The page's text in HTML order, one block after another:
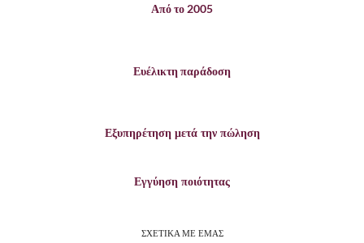
Από το 2005
Ευέλικτη παράδοση
Εξυπηρέτηση μετά την πώληση
Εγγύηση ποιότητας
ΣΧΕΤΙΚΑ ΜΕ ΕΜΑΣ